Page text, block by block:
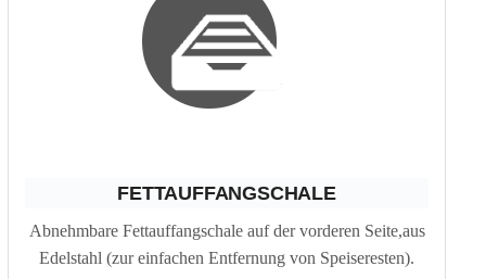
FETTAUFFANGSCHALE
Abnehmbare Fettauffangschale auf der vorderen Seite,aus
Edelstahl (zur einfachen Entfernung von Speiseresten).